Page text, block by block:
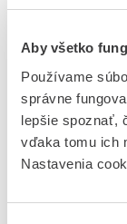
Aby všetko
Používame
správne
lepšie spoznať,
vďaka tomu ich
Nastavenia
Na slovenskom
náhrady v
ďalšej liečbe je
Oznámenie o
a zdravotnícke